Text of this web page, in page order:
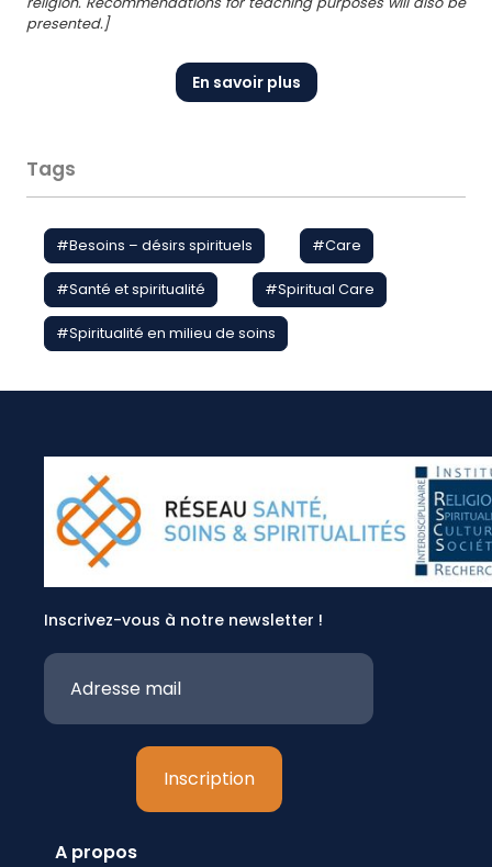
presented.]
En savoir plus
Tags
#Besoins – désirs spirituels #Care
#Santé et spiritualité #Spiritual Care
#Spiritualité en milieu de soins
Inscrivez-vous à notre newsletter !
A propos